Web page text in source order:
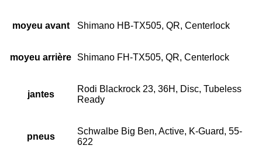
moyeu avant Shimano HB-TX505, QR, Centerlock
moyeu arrière Shimano FH-TX505, QR, Centerlock
jantes
Rodi Blackrock 23, 36H, Disc, Tubeless
Ready
pneus
Schwalbe Big Ben, Active, K-Guard, 55-
622